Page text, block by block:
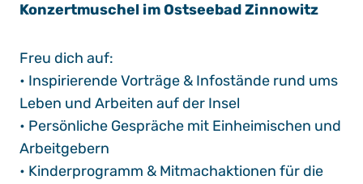
Konzertmuschel im Ostseebad Zinnowitz
Freu dich auf:
• Inspirierende Vorträge & Infostände rund ums
Leben und Arbeiten auf der Insel
• Persönliche Gespräche mit Einheimischen und
Arbeitgebern
• Kinderprogramm & Mitmachaktionen für die